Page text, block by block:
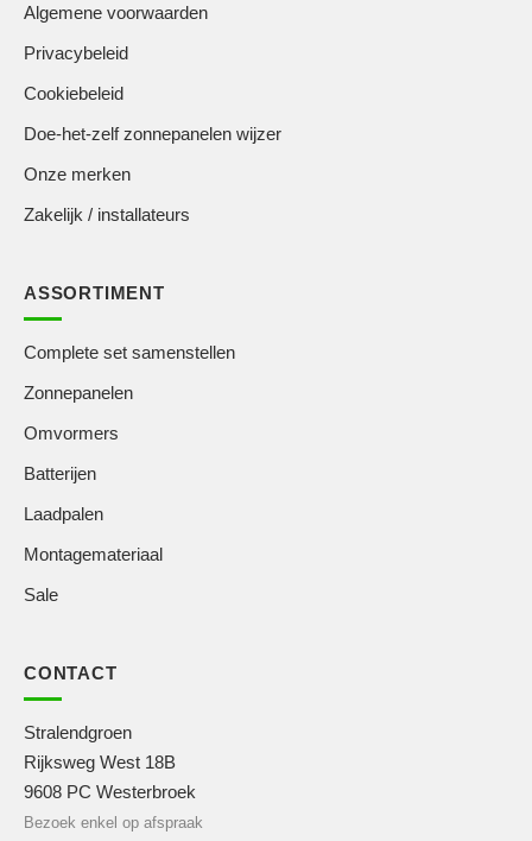
Algemene voorwaarden
Privacybeleid
Cookiebeleid
Doe-het-zelf zonnepanelen wijzer
Onze merken
Zakelijk / installateurs
ASSORTIMENT
Complete set samenstellen
Zonnepanelen
Omvormers
Batterijen
Laadpalen
Montagemateriaal
Sale
CONTACT
Stralendgroen
Rijksweg West 18B
9608 PC Westerbroek
Bezoek enkel op afspraak